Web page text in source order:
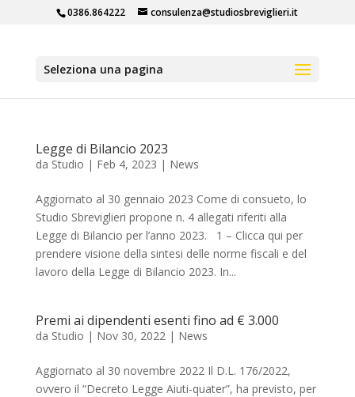
0386.864222 consulenza@studiosbreviglieri.it
Seleziona una pagina
Legge di Bilancio 2023
da Studio | Feb 4, 2023 | News
Aggiornato al 30 gennaio 2023 Come di consueto, lo
Studio Sbreviglieri propone n. 4 allegati riferiti alla
Legge di Bilancio per l’anno 2023. 1 – Clicca qui per
prendere visione della sintesi delle norme fiscali e del
lavoro della Legge di Bilancio 2023. In...
Premi ai dipendenti esenti fino ad € 3.000
da Studio | Nov 30, 2022| News
Aggiornato al 30 novembre 2022 Il D.L. 176/2022,
ovvero il “Decreto Legge Aiuti-quater”, ha previsto, per